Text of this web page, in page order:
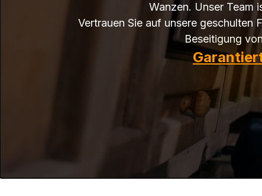
Wanzen. Unser Team
Vertrauen Sie auf unsere geschulten
Beseitigung